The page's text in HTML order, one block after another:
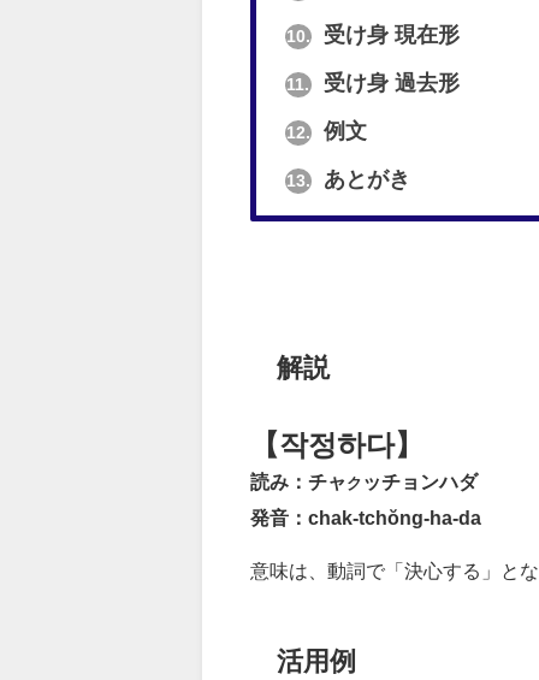
10. 受け身 現在形
11. 受け身 過去形
12. 例文
13. あとがき
解説
【작정하다】
読み：チャ ク ッチョンハダ
発音：chak-tchŏng-ha-da
意味は、動詞で「決心する」と
活用例